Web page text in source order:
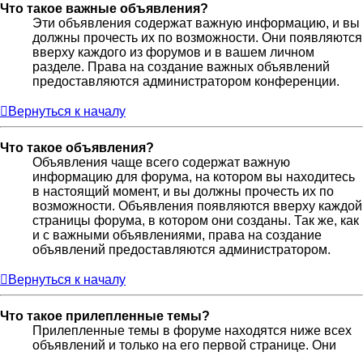
Что такое важные объявления?
Эти объявления содержат важную информацию, и вы
должны прочесть их по возможности. Они появляются
вверху каждого из форумов и в вашем личном
разделе. Права на создание важных объявлений
предоставляются администратором конференции.
Вернуться к началу
Что такое объявления?
Объявления чаще всего содержат важную
информацию для форума, на котором вы находитесь
в настоящий момент, и вы должны прочесть их по
возможности. Объявления появляются вверху каждой
страницы форума, в котором они созданы. Так же, как
и с важными объявлениями, права на создание
объявлений предоставляются администратором.
Вернуться к началу
Что такое прилепленные темы?
Прилепленные темы в форуме находятся ниже всех
объявлений и только на его первой странице. Они